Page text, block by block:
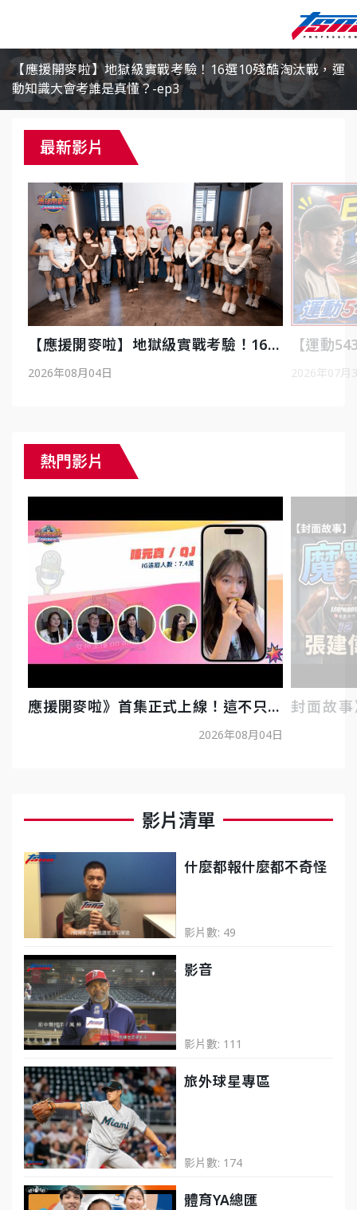
【應援開麥啦】地獄級實戰考驗！16選10殘酷淘汰戰，運
動知識大會考誰是真懂？-ep3
最新影片
【應援開麥啦】地獄級實戰考驗！16選
10殘酷淘汰戰，運動知識大會考誰是真
2026年08月04日
【運動
遇上台灣
2026年07月
熱門影片
應援開麥啦》首集正式上線！這不只是
一場選秀 這是一場啦啦隊轉型的『生
2026年08月04日
封面故
影片清單
什麼都報什麼都不奇怪
影片數: 49
影音
影片數: 111
旅外球星專區
影片數: 174
體育YA總匯